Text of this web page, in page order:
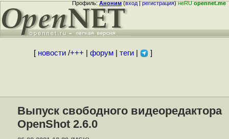
Профиль:Аноним(вход|регистрация)неRUopennet.me
[ новости/+++ форум| теги| ]
Выпуск свободного видеоредактора
OpenShot 2.6.0